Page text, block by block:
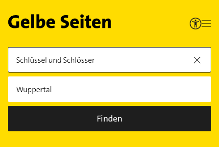
Finden